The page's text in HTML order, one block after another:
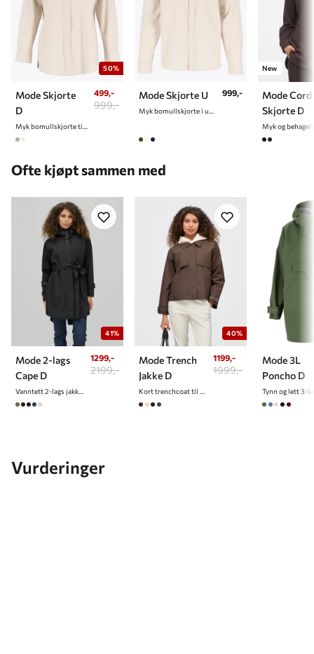
50%
Mode Skjorte
D
Myk bomullskjorte til dame
499,-
999,-
Mode Skjorte U
Myk bomullskjorte i unisex
999,-
New
Mode Cord
Skjorte D
Ofte kjøpt sammen med
41%
Mode 2-lags
Cape D
Vanntett 2-lags jakke/cape til dame
1299,-
2199,-
40%
Mode Trench
Jakke D
Kort trenchcoat til dame
1199,-
1999,-
Mode 3L
Poncho D
Vurderinger